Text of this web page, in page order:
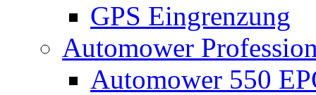
GPS Eingrenzung
Automower
Automower 550